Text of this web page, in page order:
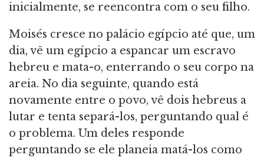
inicialmente, se reencontra com o seu filho.
Moisés cresce no palácio egípcio até que, um
dia, vê um egípcio a espancar um escravo
hebreu e mata-o, enterrando o seu corpo na
areia. No dia seguinte, quando está
novamente entre o povo, vê dois hebreus a
lutar e tenta separá-los, perguntando qual é
o problema. Um deles responde
perguntando se ele planeia matá-los como